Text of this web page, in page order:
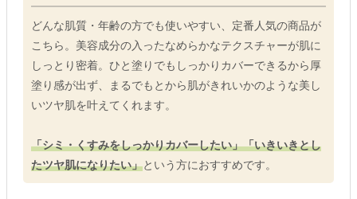
どんな肌質・年齢の方でも使いやすい、定番人気の商品が
こちら。美容成分の入ったなめらかなテクスチャーが肌に
しっとり密着。ひと塗りでもしっかりカバーできるから厚
塗り感が出ず、まるでもとから肌がきれいかのような美し
いツヤ肌を叶えてくれます。
「シミ・くすみをしっかりカバーしたい」「いきいきとし
たツヤ肌になりたい」という方におすすめです。